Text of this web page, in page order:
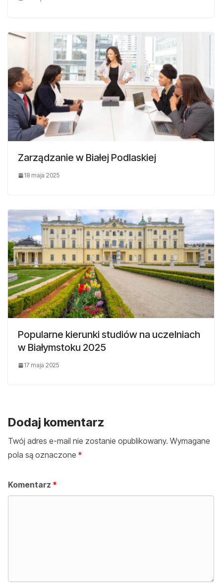
Zarządzanie w Białej Podlaskiej
18 maja 2025
Popularne kierunki studiów na uczelniach
w Białymstoku 2025
17 maja 2025
Dodaj komentarz
Twój adres e-mail nie zostanie opublikowany. Wymagane
pola są oznaczone *
Komentarz *